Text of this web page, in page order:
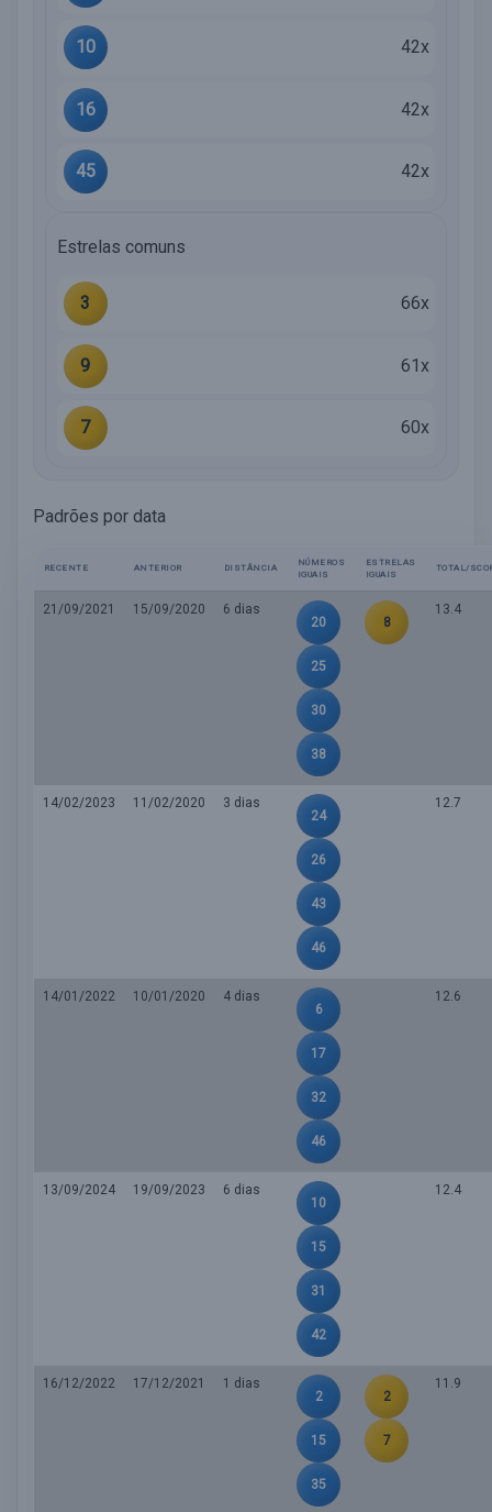
10 42x
16 42x
45 42x
Estrelas comuns
3 66x
9 61x
7 60x
Padrões por data
RECENTE ANTERIOR DISTÂNCIA
NÚMEROS
IGUAIS
ESTRELAS
IGUAIS
TOTAL/
21/09/2021 15/09/2020
6 dias
20
25
30
38
8
13.4
14/02/2023 11/02/2020
3 dias
24
26
43
46
12.7
14/01/2022 10/01/2020
4 dias
6
17
32
46
12.6
13/09/2024 19/09/2023
6 dias
10
15
31
42
12.4
16/12/2022 17/12/2021
1 dias
2
15
35
2
7
11.9